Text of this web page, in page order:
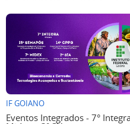
IF GOIANO
Eventos Integrados - 7°
Midex e 2ª SIA